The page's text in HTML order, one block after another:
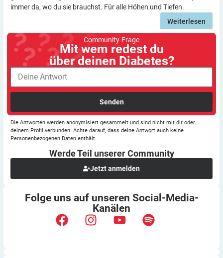
immer da, wo du sie brauchst. Für alle Höhen und Tiefen.
Weiterlesen
Community-Frage
Mit wem redest du
über deinen Diabetes?
Senden
Die Antworten werden anonymisiert gesammelt und sind nicht mit dir oder
deinem Profil verbunden. Achte darauf, dass deine Antwort auch keine
Personenbezogenen Daten enthält.
Werde Teil unserer Community
Jetzt anmelden
Folge uns auf unseren Social-Media-
Kanälen